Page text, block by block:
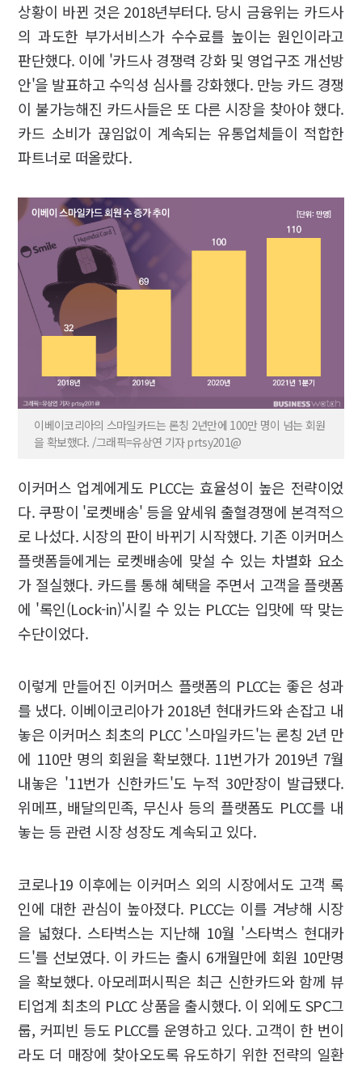
상황이 바뀐 것은 2018년부터다. 당시 금융위는 카드사
의 과도한 부가서비스가 수수료를 높이는 원인이라고
판단했다. 이에 '카드사 경쟁력 강화 및 영업구조 개선방
안'을 발표하고 수익성 심사를 강화했다. 만능 카드 경쟁
이 불가능해진 카드사들은 또 다른 시장을 찾아야 했다.
카드 소비가 끊임없이 계속되는 유통업체들이 적합한
파트너로 떠올랐다.
이베이코리아의 스마일카드는 론칭 2년만에 100만 명이 넘는 회원
을 확보했다. /그래픽=유상연 기자 prtsy201@
이커머스 업계에게도 PLCC는 효율성이 높은 전략이었
다. 쿠팡이 '로켓배송' 등을 앞세워 출혈경쟁에 본격적으
로 나섰다. 시장의 판이 바뀌기 시작했다. 기존 이커머스
플랫폼들에게는 로켓배송에 맞설 수 있는 차별화 요소
가 절실했다. 카드를 통해 혜택을 주면서 고객을 플랫폼
에 '록인(Lock-in)'시킬 수 있는 PLCC는 입맛에 딱 맞는
수단이었다.
이렇게 만들어진 이커머스 플랫폼의 PLCC는 좋은 성과
를 냈다. 이베이코리아가 2018년 현대카드와 손잡고 내
놓은 이커머스 최초의 PLCC '스마일카드'는 론칭 2년 만
에 110만 명의 회원을 확보했다. 11번가가 2019년 7월
내놓은 '11번가 신한카드'도 누적 30만장이 발급됐다.
위메프, 배달의민족, 무신사 등의 플랫폼도 PLCC를 내
놓는 등 관련 시장 성장도 계속되고 있다.
코로나19 이후에는 이커머스 외의 시장에서도 고객 록
인에 대한 관심이 높아졌다. PLCC는 이를 겨냥해 시장
을 넓혔다. 스타벅스는 지난해 10월 '스타벅스 현대카
드'를 선보였다. 이 카드는 출시 6개월만에 회원 10만명
을 확보했다. 아모레퍼시픽은 최근 신한카드와 함께 뷰
티업계 최초의 PLCC 상품을 출시했다. 이 외에도 SPC그
룹, 커피빈 등도 PLCC를 운영하고 있다. 고객이 한 번이
라도 더 매장에 찾아오도록 유도하기 위한 전략의 일환